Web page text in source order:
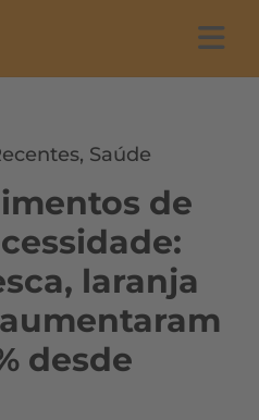
, Saúde
de
laranja
desde